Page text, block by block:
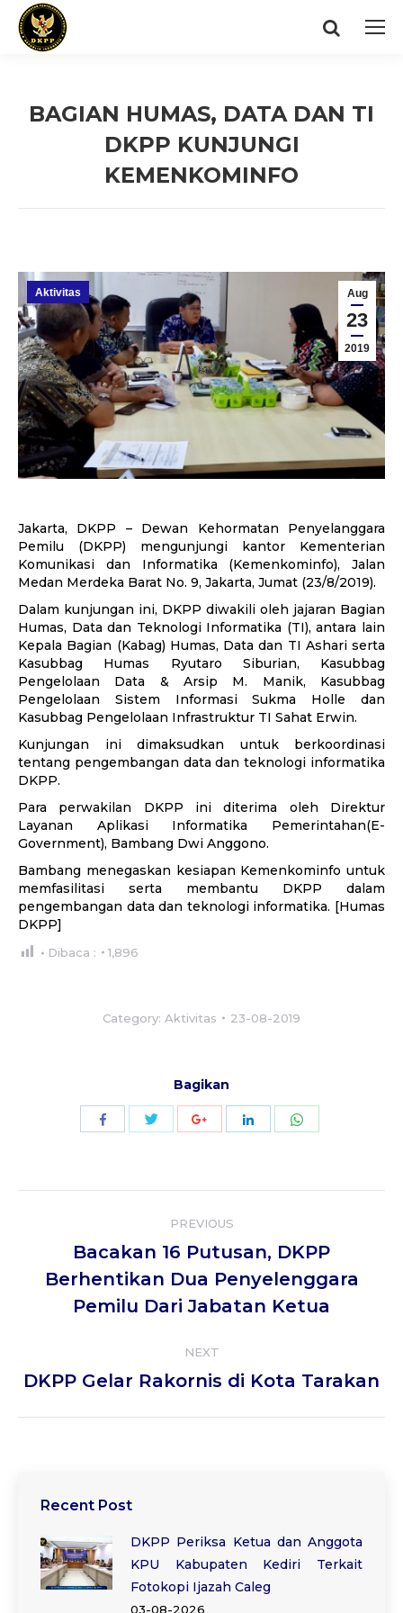
Search:
BAGIAN HUMAS, DATA DAN TI
DKPP KUNJUNGI
KEMENKOMINFO
Aug
23
2019
Aktivitas
Jakarta, DKPP – Dewan Kehormatan Penyelanggara
Pemilu (DKPP) mengunjungi kantor Kementerian
Komunikasi dan Informatika (Kemenkominfo), Jalan
Medan Merdeka Barat No. 9, Jakarta, Jumat (23/8/2019).
Dalam kunjungan ini, DKPP diwakili oleh jajaran Bagian
Humas, Data dan Teknologi Informatika (TI), antara lain
Kepala Bagian (Kabag) Humas, Data dan TI Ashari serta
Kasubbag Humas Ryutaro Siburian, Kasubbag
Pengelolaan Data & Arsip M. Manik, Kasubbag
Pengelolaan Sistem Informasi Sukma Holle dan
Kasubbag Pengelolaan Infrastruktur TI Sahat Erwin.
Kunjungan ini dimaksudkan untuk berkoordinasi
tentang pengembangan data dan teknologi informatika
DKPP.
Para perwakilan DKPP ini diterima oleh Direktur
Layanan Aplikasi Informatika Pemerintahan(E-
Government), Bambang Dwi Anggono.
Bambang menegaskan kesiapan Kemenkominfo untuk
memfasilitasi serta membantu DKPP dalam
pengembangan data dan teknologi informatika. [Humas
DKPP]
Dibaca : 1,896
Category: Aktivitas 23-08-2019
Bagikan
Share
Share
navigation
PREVIOUS
Previous
Bacakan 16 Putusan, DKPP
Berhentikan Dua Penyelenggara
Pemilu Dari Jabatan Ketua
NEXT
Next
DKPP Gelar Rakornis di Kota Tarakan
Recent Post
DKPP Periksa Ketua dan Anggota
KPU Kabupaten Kediri Terkait
Fotokopi Ijazah Caleg
03-08-2026